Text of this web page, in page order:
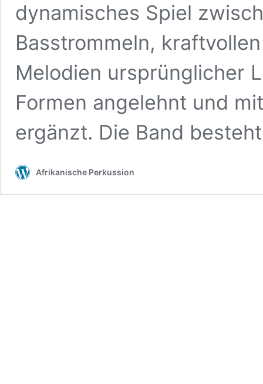
dynamisches Spiel
Basstrommeln,
Melodien ursprünglicher
Formen angelehnt und
ergänzt. Die Band
Afrikanische Perkussion